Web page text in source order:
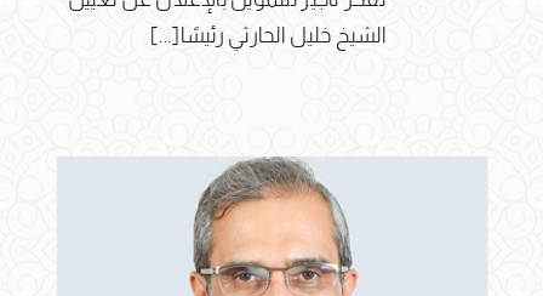
الشيخ خليل الحارثي رئيسًا[...]